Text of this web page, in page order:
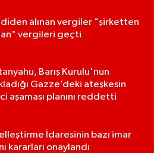
alınan vergiler "şirketten
vergileri geçti
Barış Kurulu'nun
Gazze’deki ateşkesin
aşaması planını reddetti
İdaresinin bazı imar
kararları onaylandı